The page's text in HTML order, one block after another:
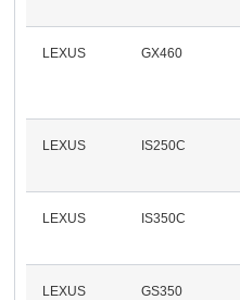
LEXUS GX460
LEXUS IS250C
LEXUS IS350C
LEXUS GS350